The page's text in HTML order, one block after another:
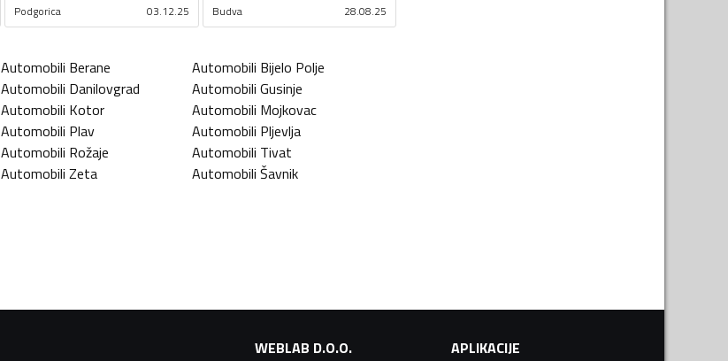
Podgorica 03.12.25 Budva 28.08.25
Automobili Berane Automobili Bijelo Polje
Automobili Danilovgrad Automobili Gusinje
Automobili Kotor Automobili Mojkovac
Automobili Plav Automobili Pljevlja
Automobili Rožaje Automobili Tivat
Automobili Zeta Automobili Šavnik
WEBLAB D.O.O.
APLIKACIJE